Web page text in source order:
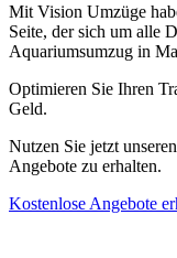
Mit Vision Umzüge
Seite, der sich um alle
Aquariumsumzug in
Optimieren Sie Ihren
Geld.
Nutzen Sie jetzt
Angebote zu erhalten.
Kostenlose Angebote